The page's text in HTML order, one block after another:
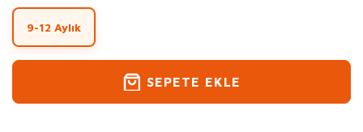
9-12 Aylık
SEPETE EKLE